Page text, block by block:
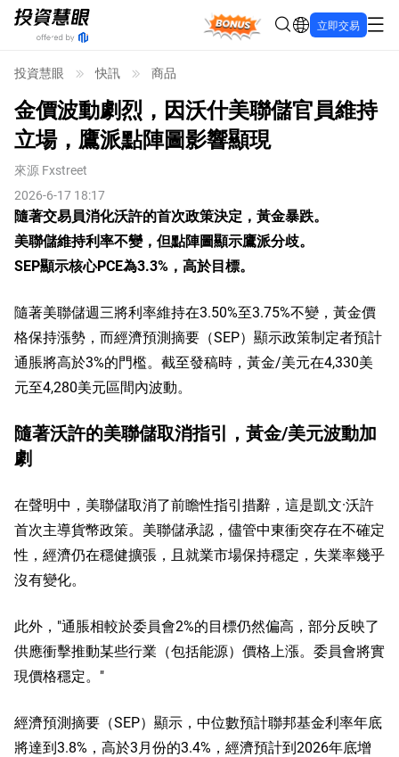
Bonus 立即交易
投資慧眼 快訊 商品
金價波動劇烈，因沃什美聯儲官員維持
立場，鷹派點陣圖影響顯現
來源 Fxstreet
2026-6-17 18:17
隨著交易員消化沃許的首次政策決定，黃金暴跌。
美聯儲維持利率不變，但點陣圖顯示鷹派分歧。
SEP顯示核心PCE為3.3%，高於目標。
隨著美聯儲週三將利率維持在3.50%至3.75%不變，黃金價
格保持漲勢，而經濟預測摘要（SEP）顯示政策制定者預計
通脹將高於3%的門檻。截至發稿時，黃金/美元在4,330美
元至4,280美元區間內波動。
隨著沃許的美聯儲取消指引，黃金/美元波動加
劇
在聲明中，美聯儲取消了前瞻性指引措辭，這是凱文·沃許
首次主導貨幣政策。美聯儲承認，儘管中東衝突存在不確定
性，經濟仍在穩健擴張，且就業市場保持穩定，失業率幾乎
沒有變化。
此外，"通脹相較於委員會2%的目標仍然偏高，部分反映了
供應衝擊推動某些行業（包括能源）價格上漲。委員會將實
現價格穩定。"
經濟預測摘要（SEP）顯示，中位數預計聯邦基金利率年底
將達到3.8%，高於3月份的3.4%，經濟預計到2026年底增